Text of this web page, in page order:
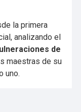
la primera
analizando el
de
maestras de su
uno.